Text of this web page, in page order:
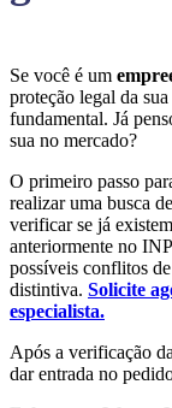
Se você é um
proteção legal da
fundamental. Já
sua no mercado?
O primeiro passo
realizar uma busca
verificar se já
anteriormente no
possíveis conflitos
distintiva. Solicite
especialista.
Após a verificação
dar entrada no